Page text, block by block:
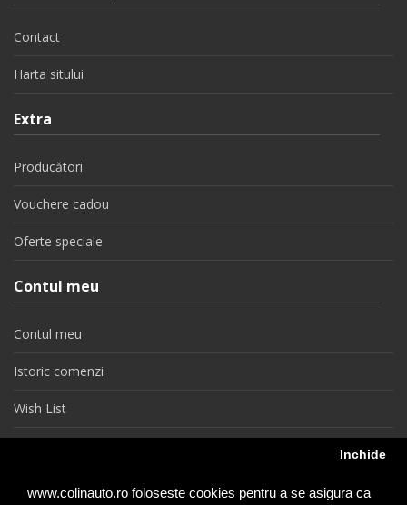
www.colinauto.ro foloseste cookies pentru a se asigura ca
Inchide
Contact
Harta sitului
Extra
Producători
Vouchere cadou
Oferte speciale
Contul meu
Contul meu
Istoric comenzi
Wish List